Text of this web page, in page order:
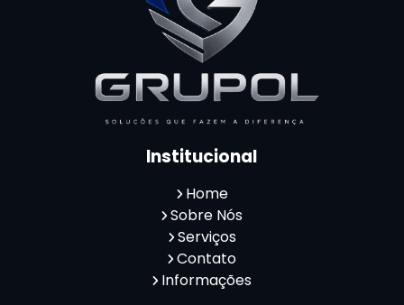
Monitoramento de Alarme 24 Horas
Portaria Inteligente
Portaria Remota para Condomínios
Reconhecimento Facial em Condomínios
Reconhecimento Facial para Condomínios
Reconhecimento Facial Portaria
Serviço de Limpeza Terceirizado
Serviço de Portaria e Limpeza
Serviço de Portaria Terceirizado
Serviços de Limpeza e Portaria
Terceirização de Facilities
Institucional
Home
Sobre Nós
Serviços
Contato
Informações